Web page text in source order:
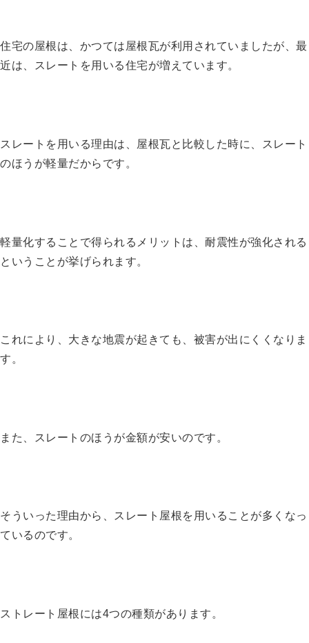
住宅の屋根は、かつては屋根瓦が利用されていましたが、最
近は、スレートを用いる住宅が増えています。
スレートを用いる理由は、屋根瓦と比較した時に、スレート
のほうが軽量だからです。
軽量化することで得られるメリットは、耐震性が強化される
ということが挙げられます。
これにより、大きな地震が起きても、被害が出にくくなりま
す。
また、スレートのほうが金額が安いのです。
そういった理由から、スレート屋根を用いることが多くなっ
ているのです。
ストレート屋根には4つの種類があります。